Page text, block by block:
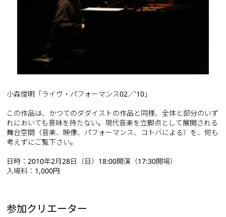
小森俊明「ライヴ・パフォーマンス02／'10」
この作品は、かつてのダダイストの作品と同様、全体と部分のいず
れにおいても意味を持たない。現代音楽を立脚点として展開される
舞台空間（音楽、映像、パフォーマンス、コトバによる）を、何も
考えずにご覧下さい。
日時：2010年2月28日（日）18:00開演（17:30開場）
入場料：1,000円
参加クリエーター